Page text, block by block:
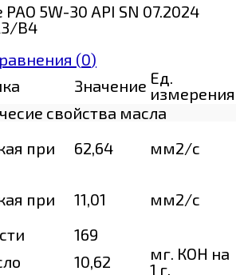
5W-30 API SN 07.2024
B4
(0)
Значение Ед.
измерения
свойства масла
при
62,64
мм2/с
при
11,01
мм2/с
169
10,62
мг. КОН на
1 г.